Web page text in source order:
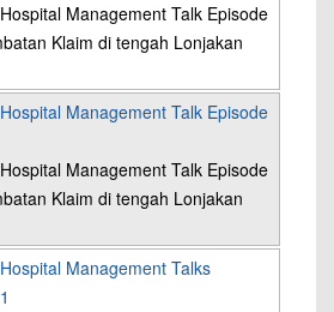
Management Talk Episode
Klaim di tengah Lonjakan
Management Talk Episode
Management Talk Episode
Klaim di tengah Lonjakan
Management Talks